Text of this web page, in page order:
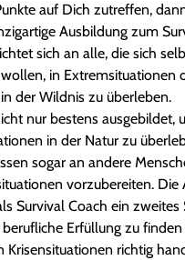
auf Dich zutreffen,
Ausbildung zum
sich an alle, die sich
in Extremsituationen
der Wildnis zu überleben.
nur bestens ausgebildet,
in der Natur zu
sogar an andere
vorzubereiten. Die
Survival Coach ein zweites
Erfüllung zu
Krisensituationen richtig